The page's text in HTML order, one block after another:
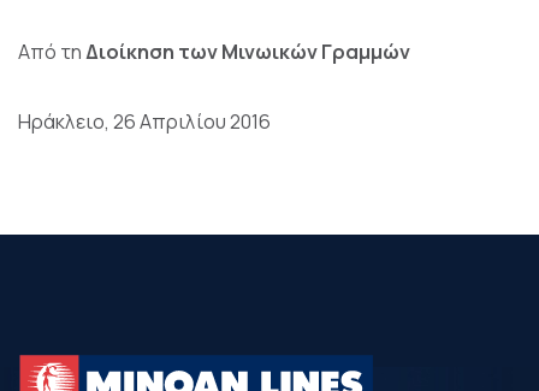
Από τηΔιοίκηση των Μινωικών Γραμμών
Ηράκλειο, 26 Απριλίου 2016